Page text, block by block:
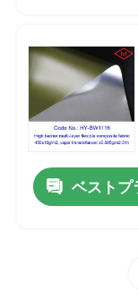
品質管理
お問い合わせ
ニュースベストプ